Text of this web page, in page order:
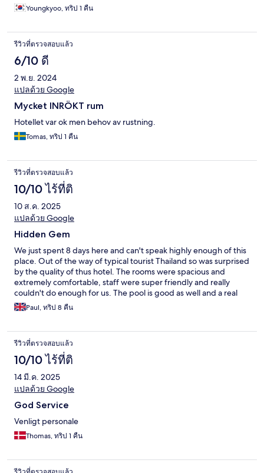
Youngkyoo, ทริป 1 คืน
รีวิวที่ตรวจสอบแล้ว
6/10 ดี
2 พ.ย. 2024
แปลด้วย Google
Mycket INRÖKT rum
Hotellet var ok men behov av rustning.
Tomas, ทริป 1 คืน
รีวิวที่ตรวจสอบแล้ว
10/10 ไร้ที่ติ
10 ส.ค. 2025
แปลด้วย Google
Hidden Gem
We just spent 8 days here and can't speak highly enough of this
place. Out of the way of typical tourist Thailand so was surprised
by the quality of thus hotel. The rooms were spacious and
extremely comfortable, staff were super friendly and really
couldn't do enough for us. The pool is good as well and a real
treat on the eyes when lit up at night. This will be our go to
accomodation choice next time we return to Udon Thani
Paul, ทริป 8 คืน
รีวิวที่ตรวจสอบแล้ว
10/10 ไร้ที่ติ
14 มี.ค. 2025
แปลด้วย Google
God Service
Venligt personale
Thomas, ทริป 1 คืน